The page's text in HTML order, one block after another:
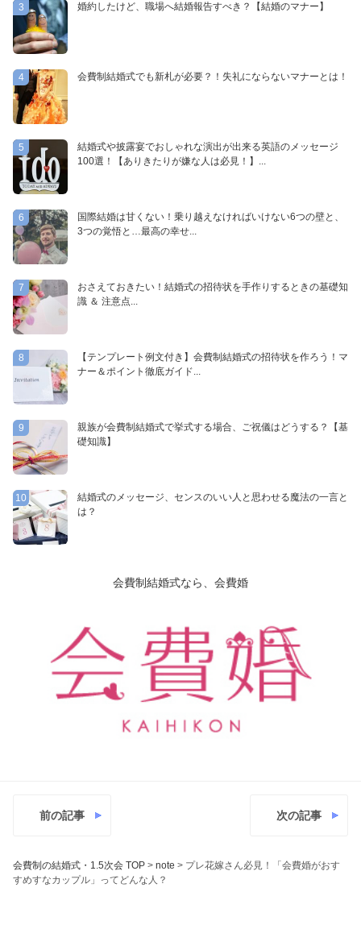
3 婚約したけど、職場へ結婚報告すべき？【結婚のマナー】
4 会費制結婚式でも新札が必要？！失礼にならないマナーとは！
5
結婚式や披露宴でおしゃれな演出が出来る英語のメッセージ
100選！【ありきたりが嫌な人は必見！】...
6
国際結婚は甘くない！乗り越えなければいけない6つの壁と、
3つの覚悟と…最高の幸せ...
7
おさえておきたい！結婚式の招待状を手作りするときの基礎知
識 ＆ 注意点...
8
【テンプレート例文付き】会費制結婚式の招待状を作ろう！マ
ナー＆ポイント徹底ガイド...
9
親族が会費制結婚式で挙式する場合、ご祝儀はどうする？【基
礎知識】
10
結婚式のメッセージ、センスのいい人と思わせる魔法の一言と
は？
会費制結婚式なら、会費婚
前の記事 次の記事
会費制の結婚式・1.5次会 TOP > note > プレ花嫁さん必見！「会費婚がおす
すめすなカップル」ってどんな人？